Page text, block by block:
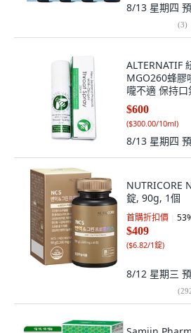
8/13 星期四
(3)
ALTERNATIF
MGO260蜂膠
嚨不適 保持
$600
($300.00/10ml)
8/13 星期四
NUTRICORE
錠, 90g, 1個
首購折扣價 53
$409
($6.82/1錠)
8/12 星期三
(